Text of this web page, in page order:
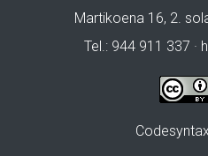
Martikoena 16, 2.
Tel.: 944 911 337 ·